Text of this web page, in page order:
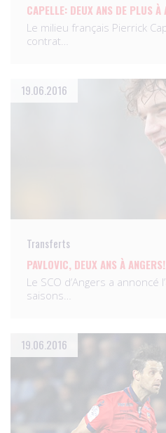
CAPELLE: DEUX ANS DE PLUS À
Le milieu français Pierrick
contrat…
19.06.2016
Transferts
PAVLOVIC, DEUX ANS À ANGERS!
Le SCO d’Angers a annoncé
saisons…
19.06.2016